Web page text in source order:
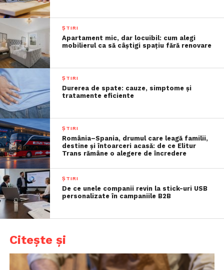
ȘTIRI
Apartament mic, dar locuibil: cum alegi
mobilierul ca să câștigi spațiu fără renovare
ȘTIRI
Durerea de spate: cauze, simptome și
tratamente eficiente
ȘTIRI
România–Spania, drumul care leagă familii,
destine și întoarceri acasă: de ce Elitur
Trans rămâne o alegere de încredere
ȘTIRI
De ce unele companii revin la stick-uri USB
personalizate în campaniile B2B
Citește și